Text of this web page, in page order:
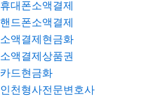
휴대폰소액결제
핸드폰소액결제
소액결제현금화
소액결제상품권
카드현금화
인천형사전문변호사